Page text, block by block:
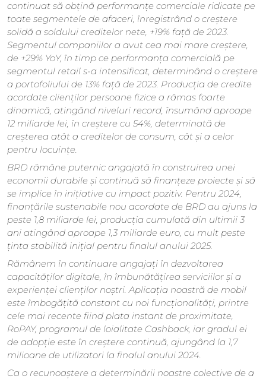
continuat să obțină performanțe comerciale ridicate pe
toate segmentele de afaceri, înregistrând o creștere
solidă a soldului creditelor nete, +19% față de 2023.
Segmentul companiilor a avut cea mai mare creștere,
de +29% YoY, în timp ce performanța comercială pe
segmentul retail s-a intensificat, determinând o creștere
a portofoliului de 13% față de 2023. Producția de credite
acordate clienților persoane fizice a rămas foarte
dinamică, atingând niveluri record, însumând aproape
12 miliarde lei, în creștere cu 54%, determinată de
creșterea atât a creditelor de consum, cât și a celor
pentru locuințe.
BRD rămâne puternic angajată în construirea unei
economii durabile și continuă să finanțeze proiecte și să
se implice în inițiative cu impact pozitiv. Pentru 2024,
finanțările sustenabile nou acordate de BRD au ajuns la
peste 1,8 miliarde lei, producția cumulată din ultimii 3
ani atingând aproape 1,3 miliarde euro, cu mult peste
ținta stabilită inițial pentru finalul anului 2025.
Rămânem în continuare angajați în dezvoltarea
capacităților digitale, în îmbunătățirea serviciilor și a
experienței clienților noștri. Aplicația noastră de mobil
este îmbogățită constant cu noi funcționalități, printre
cele mai recente fiind plata instant de proximitate,
RoPAY, programul de loialitate Cashback, iar gradul ei
de adopție este în creștere continuă, ajungând la 1,7
milioane de utilizatori la finalul anului 2024.
Ca o recunoaștere a determinării noastre colective de a